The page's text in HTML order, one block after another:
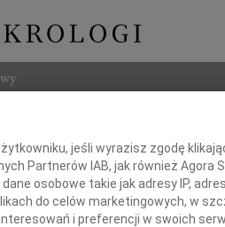
jeśli wyrazisz zgodę
Partnerów IAB, jak również Agora
osobowe takie jak adresy IP,
do celów marketingowych, w
i preferencji w swoich